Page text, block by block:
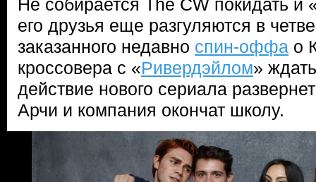
Не собирается The CW покидать и
его друзья еще разгуляются в
заказанного недавно спин-оффа о
кроссовера с «Ривердэйлом»
действие нового сериала
Арчи и компания окончат школу.